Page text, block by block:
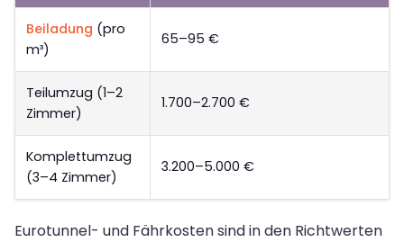
Beiladung (pro
m³)
65–95 €
Teilumzug (1–2
Zimmer)
1.700–2.700 €
Komplettumzug
(3–4 Zimmer)
3.200–5.000 €
Eurotunnel- und Fährkosten sind in den Richtwerten